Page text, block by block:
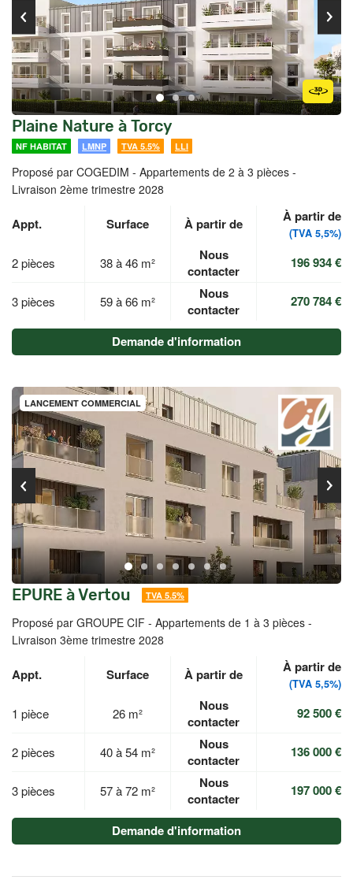
Plaine Nature à Torcy
NF HABITAT LMNP TVA 5.5% LLI
Proposé par COGEDIM - Appartements de 2 à 3 pièces -
Livraison 2ème trimestre 2028
Appt. Surface À partir de À partir de
(TVA 5,5%)
2 pièces 38 à 46 m²
Nous
contacter
196 934 €
3 pièces 59 à 66 m²
Nous
contacter
270 784 €
Demande d'information
LANCEMENT COMMERCIAL
EPURE à Vertou TVA 5.5%
Proposé par GROUPE CIF - Appartements de 1 à 3 pièces -
Livraison 3ème trimestre 2028
Appt. Surface À partir de À partir de
(TVA 5,5%)
1 pièce 26 m²
Nous
contacter
92 500 €
2 pièces 40 à 54 m²
Nous
contacter
136 000 €
3 pièces 57 à 72 m²
Nous
contacter
197 000 €
Demande d'information